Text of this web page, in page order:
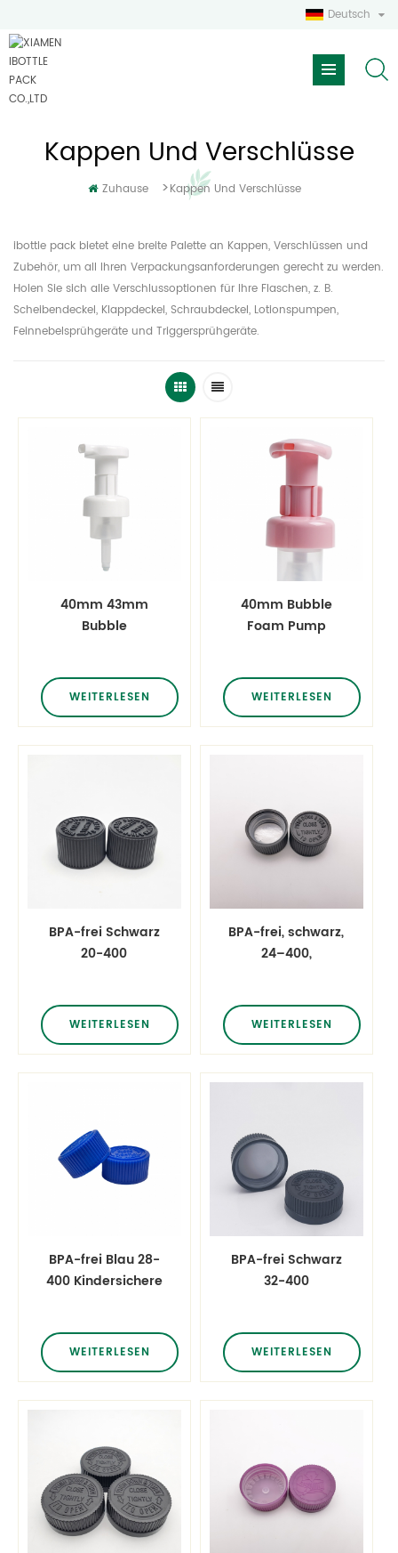
Deutsch
Kappen Und Verschlüsse
Zuhause >Kappen Und Verschlüsse
ibottle pack bietet eine breite Palette an Kappen, Verschlüssen und
Zubehör, um all Ihren Verpackungsanforderungen gerecht zu werden.
Holen Sie sich alle Verschlussoptionen für Ihre Flaschen, z. B.
Scheibendeckel, Klappdeckel, Schraubdeckel, Lotionspumpen,
Feinnebelsprühgeräte und Triggersprühgeräte.
40mm 43mm
Bubble
Handwäsche
Gesichtsreiniger
Schaumpumpe
WEITERLESEN
40mm Bubble
Foam Pump
Gesichtsreiniger
Schaumpumpe
WEITERLESEN
BPA-frei Schwarz
20-400
Kindersichere
Kappe
Herunterdrücken
WEITERLESEN
BPA-frei, schwarz,
24–400,
Medizinpille,
kindersichere
Kappe, Verschluss
nach unten
WEITERLESEN
BPA-frei Blau 28-
400 Kindersichere
Kappe
Herunterdrücken
und
WEITERLESEN
BPA-frei Schwarz
32-400
Kindersichere
Kappe
Herunterdrücken
WEITERLESEN